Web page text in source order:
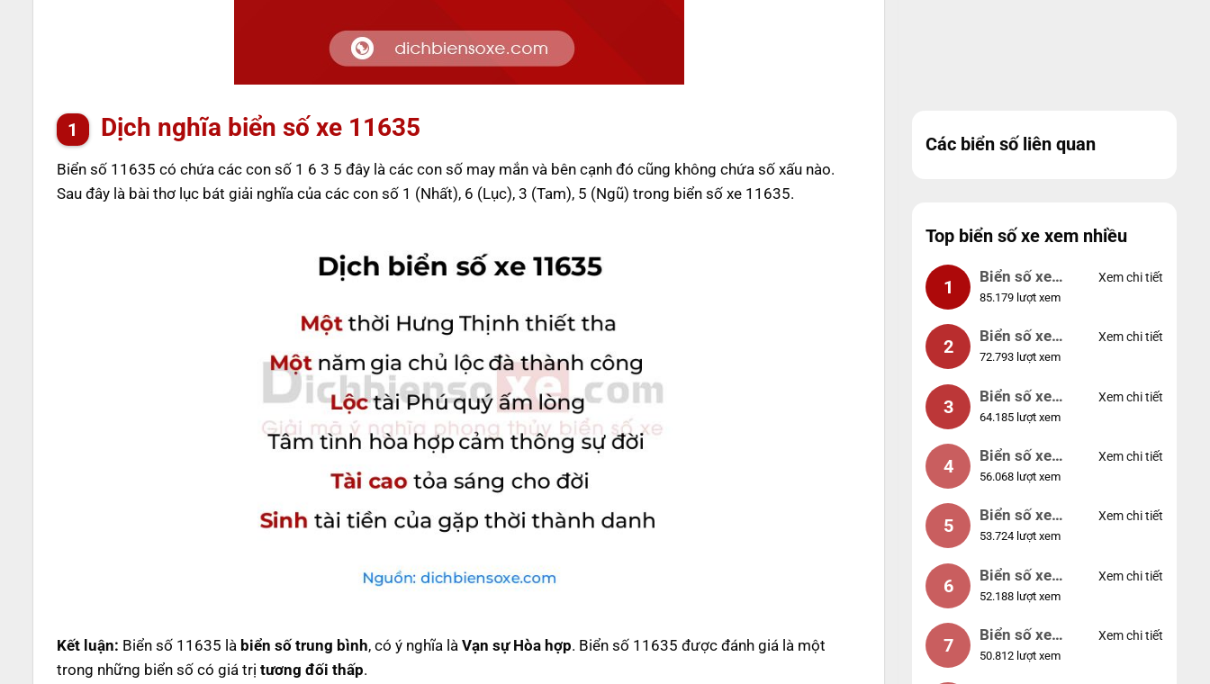
Dịch nghĩa biển số xe 11635
Biển số 11635 có chứa các con số 1 6 3 5 đây là các con số may mắn và bên cạnh đó cũng không chứa số xấu nào.
Sau đây là bài thơ lục bát giải nghĩa của các con số 1 (Nhất), 6 (Lục), 3 (Tam), 5 (Ngũ) trong biển số xe 11635.
Kết luận: Biển số 11635 là biển số trung bình, có ý nghĩa là Vạn sự Hòa hợp. Biển số 11635 được đánh giá là một
trong những biển số có giá trị tương đối thấp.
Các biển số liên quan
Top biển số xe xem nhiều
1
Biển số xe
99999
85.179 lượt xem
Xem chi tiết
2
Biển số xe
04953
72.793 lượt xem
Xem chi tiết
3
Biển số xe
88888
64.185 lượt xem
Xem chi tiết
4
Biển số xe
12345
56.068 lượt xem
Xem chi tiết
5
Biển số xe
66666
53.724 lượt xem
Xem chi tiết
6
Biển số xe
11111
52.188 lượt xem
Xem chi tiết
7
Biển số xe
44444
50.812 lượt xem
Xem chi tiết